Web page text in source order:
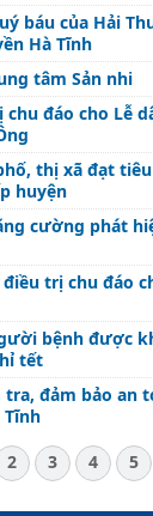
báu của Hải
Hà Tĩnh
tâm Sản nhi
chu đáo cho Lễ
thị xã đạt
huyện
cường phát
trị chu đáo
bệnh được
tết
tra, đảm bảo an
Tĩnh
2 3 4 5